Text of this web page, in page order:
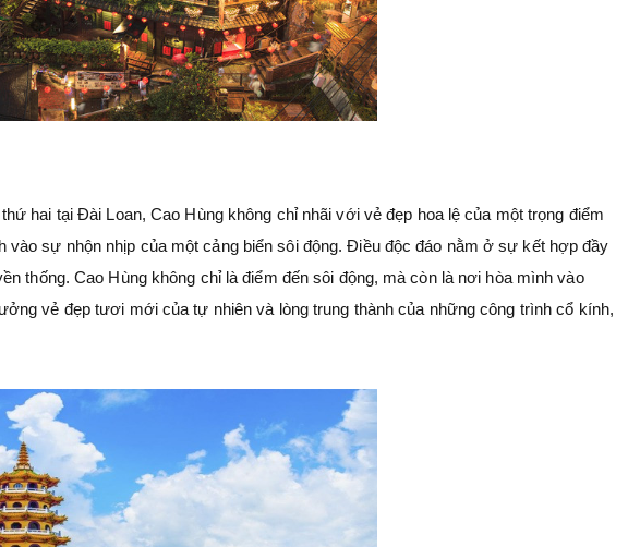
hai tại Đài Loan, Cao Hùng không chỉ nhãi với vẻ đẹp hoa lệ của một trọng điểm
vào sự nhộn nhịp của một cảng biển sôi động. Điều độc đáo nằm ở sự kết hợp đầy
thống. Cao Hùng không chỉ là điểm đến sôi động, mà còn là nơi hòa mình vào
vẻ đẹp tươi mới của tự nhiên và lòng trung thành của những công trình cổ kính,